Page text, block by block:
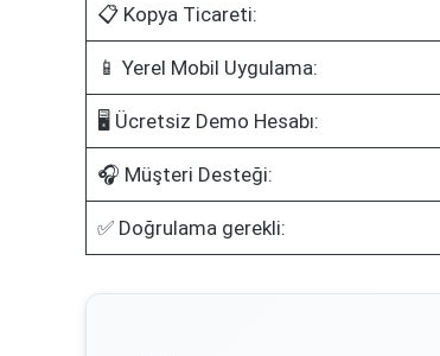
📋 Kopya Ticareti:
📱 Yerel Mobil Uygulama:
🖥️ Ücretsiz Demo Hesabı:
🎧 Müşteri Desteği:
✅ Doğrulama gerekli: